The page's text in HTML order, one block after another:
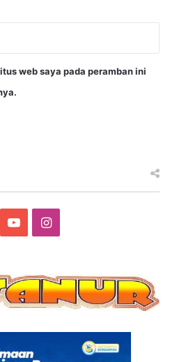
web saya pada peramban ini
YouTubeInstagram